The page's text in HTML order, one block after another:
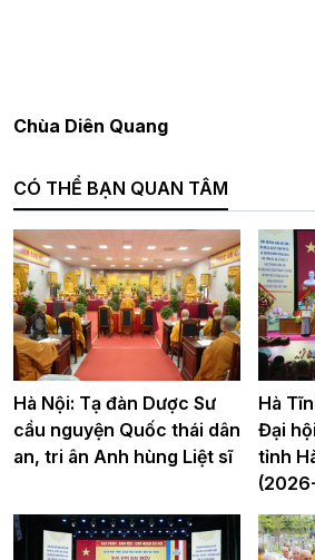
Chùa Diên Quang
CÓ THỂ BẠN QUAN TÂM
Hà Nội: Tạ đàn Dược Sư
cầu nguyện Quốc thái dân
an, tri ân Anh hùng Liệt sĩ
Hà
Đại
tỉnh